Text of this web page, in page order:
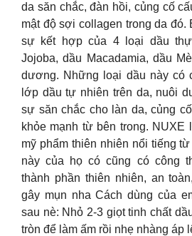
da săn chắc, đàn hồi, củng cố
mật độ sợi collagen trong da đó.
sự kết hợp của 4 loại dầu
Jojoba, dầu Macadamia, dầu
dương. Những loại dầu này có
lớp dầu tự nhiên trên da, nuôi
sự săn chắc cho làn da, củng
khỏe mạnh từ bên trong.
mỹ phẩm thiên nhiên nổi tiếng
này của họ có cũng có công
thành phần thiên nhiên, an
gây mụn nha Cách dùng của
sau nè: Nhỏ 2-3 giọt tinh chất
tròn để làm ấm rồi nhẹ nhàng áp